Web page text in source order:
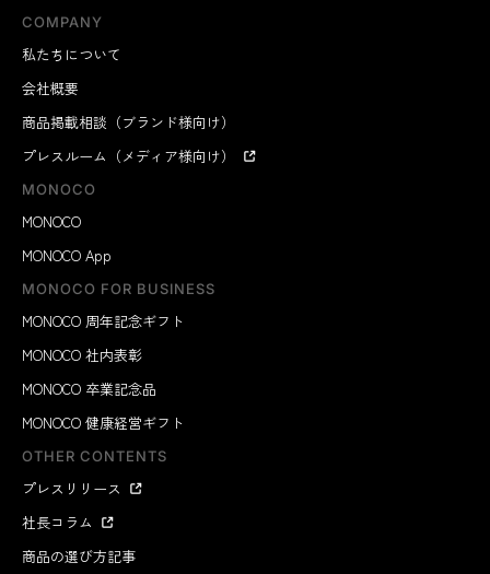
COMPANY
私たちについて
会社概要
商品掲載相談（ブランド様向け）
プレスルーム（メディア様向け）
MONOCO
MONOCO
MONOCO App
MONOCO FOR BUSINESS
MONOCO 周年記念ギフト
MONOCO 社内表彰
MONOCO 卒業記念品
MONOCO 健康経営ギフト
OTHER CONTENTS
プレスリリース
社長コラム
商品の選び方記事